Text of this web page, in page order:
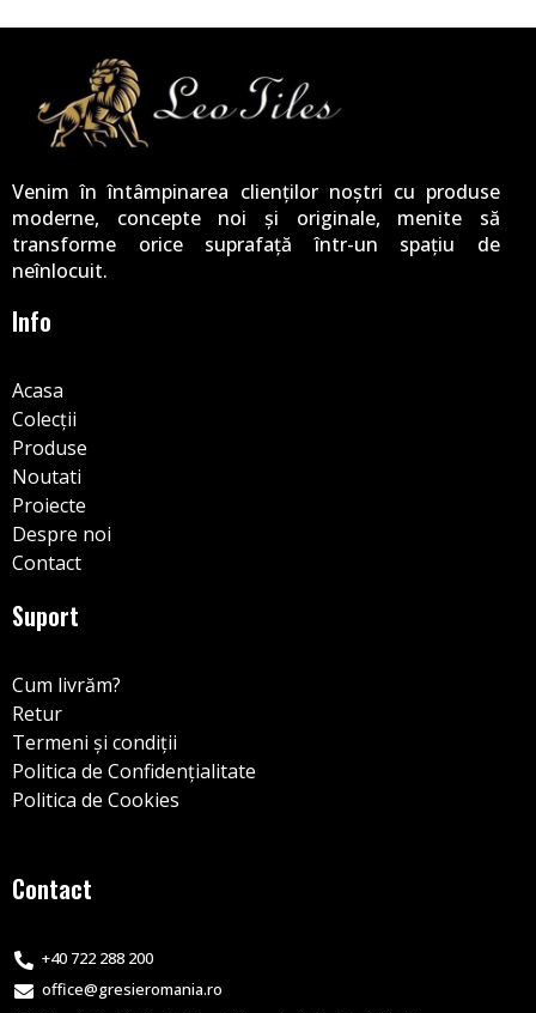
Venim în întâmpinarea clienților noștri cu produse
moderne, concepte noi și originale, menite să
transforme orice suprafață într-un spațiu de
neînlocuit.
Info
Acasa
Colecții
Produse
Noutati
Proiecte
Despre noi
Contact
Suport
Cum livrăm?
Retur
Termeni și condiții
Politica de Confidențialitate
Politica de Cookies
Contact
+40 722 288 200
office@gresieromania.ro